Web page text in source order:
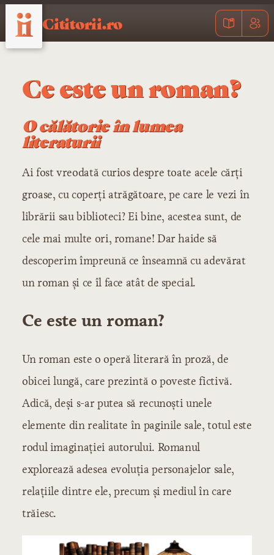
Cititorii.ro
Ce este un roman?
O călătorie în lumea
literaturii
Ai fost vreodată curios despre toate acele cărți
groase, cu coperți atrăgătoare, pe care le vezi în
librării sau biblioteci? Ei bine, acestea sunt, de
cele mai multe ori, romane! Dar haide să
descoperim împreună ce înseamnă cu adevărat
un roman și ce îl face atât de special.
Ce este un roman?
Un roman este o operă literară în proză, de
obicei lungă, care prezintă o poveste fictivă.
Adică, deși s-ar putea să recunoști unele
elemente din realitate în paginile sale, totul este
rodul imaginației autorului. Romanul
explorează adesea evoluția personajelor sale,
relațiile dintre ele, precum și mediul în care
trăiesc.